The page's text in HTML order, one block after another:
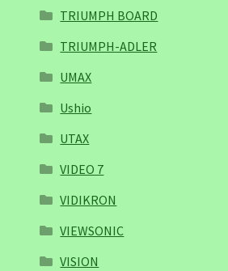
TRIUMPH BOARD
TRIUMPH-ADLER
UMAX
Ushio
UTAX
VIDEO 7
VIDIKRON
VIEWSONIC
VISION